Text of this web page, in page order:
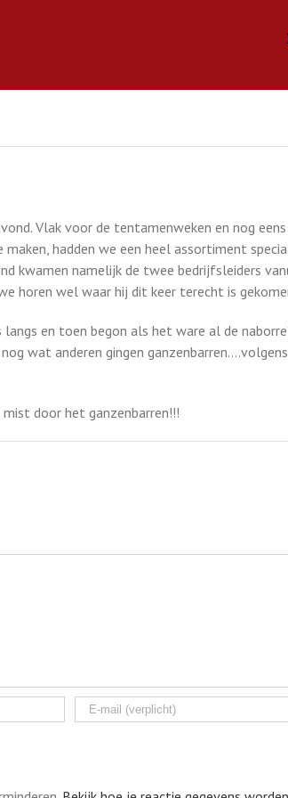
Vlak voor de tentamenweken en nog
hadden we een heel assortiment
kwamen namelijk de twee bedrijfsleiders
horen wel waar hij dit keer terecht is
langs en toen begon als het ware al de
wat anderen gingen
mist door het ganzenbarren!!!